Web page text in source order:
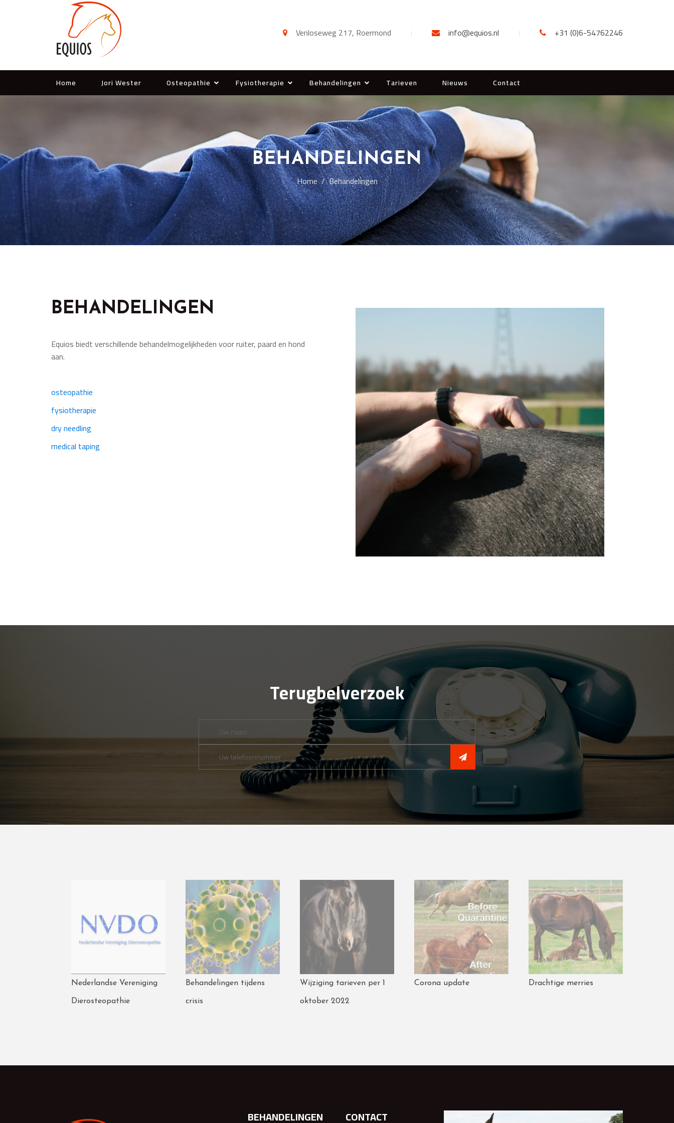
Venloseweg 217, Roermond info@equios.nl +31 (0)6-54762246
Home Jori Wester Osteopathie Fysiotherapie Behandelingen Tarieven Nieuws Contact
BEHANDELINGEN
Home Behandelingen
BEHANDELINGEN
Equios biedt verschillende behandelmogelijkheden voor ruiter, paard en hond
aan.
osteopathie
fysiotherapie
dry needling
medical taping
Terugbelverzoek
Wijziging tarieven per 1
oktober 2022
Corona update Drachtige merries
Nederlandse Vereniging
Dierosteopathie
Behandelingen tijdens
crisis
BEHANDELINGEN CONTACT